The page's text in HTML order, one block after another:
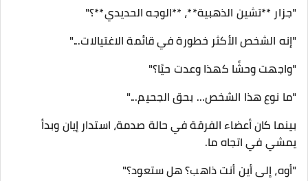
"جزار **تشين الذهبية**، **الوجه الحديدي**؟"
"إنه الشخص الأكثر خطورة في قائمة الاغتيالات..."
"واجهت وحشًا كهذا وعدت حيًا؟"
"ما نوع هذا الشخص... بحق الجحيم..."
بينما كان أعضاء الفرقة في حالة صدمة، استدار إيان وبدأ
يمشي في اتجاه ما.
"أوه، إلى أين أنت ذاهب؟ هل ستعود؟"